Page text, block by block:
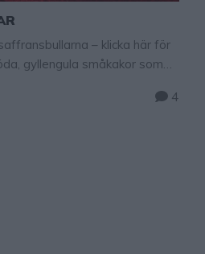
– klicka här för
gyllengula småkakor som
gott och är mycket lätta 4